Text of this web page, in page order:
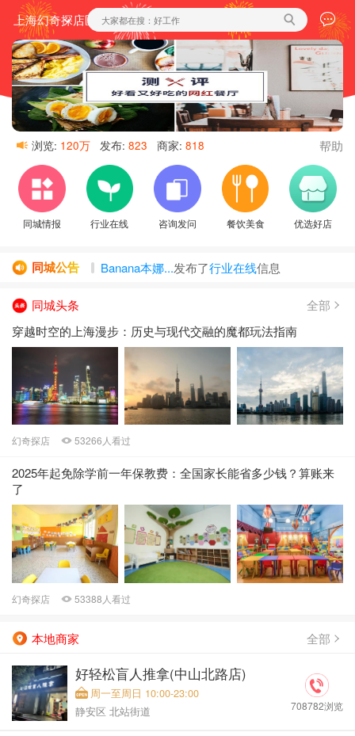
上海幻奇探店区域
浏览: 120万 发布: 823 商家: 818 帮助
同城情报 行业在线 咨询发问 餐饮美食 优选好店
同城公告
悦憩SPA·...发布了 行业在线信息
LONG(古北...发布了行业在线信息
同城头条
全部
穿越时空的上海漫步：历史与现代交融的魔都玩法指南
幻奇探店 53266人看过
2025年起免除学前一年保教费：全国家长能省多少钱？算账来
了
幻奇探店 53388人看过
本地商家 全部
好轻松盲人推拿(中山北路店)
周一至周日 10:00-23:00
静安区 北站街道
708782浏览